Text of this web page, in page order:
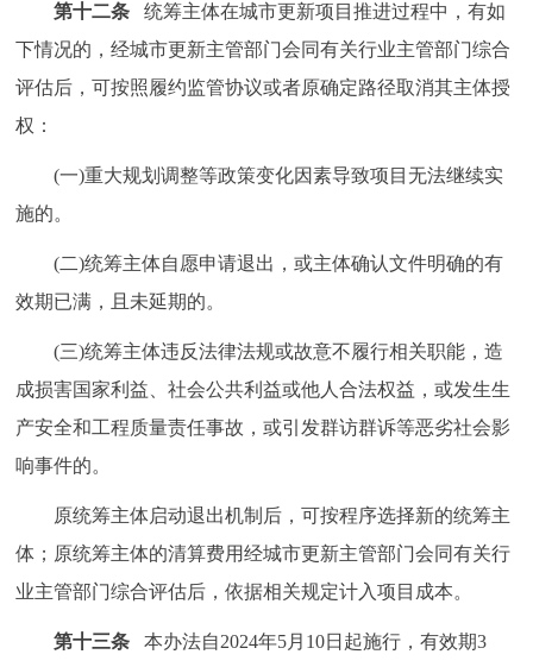
第十二条统筹主体在城市更新项目推进过程中，有如
下情况的，经城市更新主管部门会同有关行业主管部门综合
评估后，可按照履约监管协议或者原确定路径取消其主体授
权：
(一)重大规划调整等政策变化因素导致项目无法继续实
施的。
(二)统筹主体自愿申请退出，或主体确认文件明确的有
效期已满，且未延期的。
(三)统筹主体违反法律法规或故意不履行相关职能，造
成损害国家利益、社会公共利益或他人合法权益，或发生生
产安全和工程质量责任事故，或引发群访群诉等恶劣社会影
响事件的。
原统筹主体启动退出机制后，可按程序选择新的统筹主
体；原统筹主体的清算费用经城市更新主管部门会同有关行
业主管部门综合评估后，依据相关规定计入项目成本。
第十三条
本办法自2024年5月10日起施行，有效期3